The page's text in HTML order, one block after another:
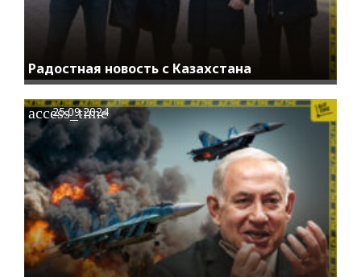
Радостная новость с Казахстана
access_time
25.09.2024